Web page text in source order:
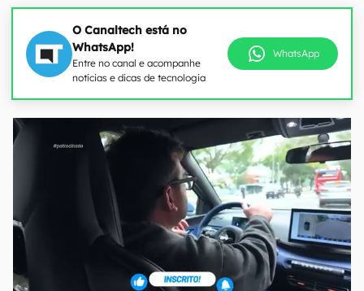
O Canaltech está no
WhatsApp!
Entre no canal e acompanhe
notícias e dicas de tecnologia
WhatsApp